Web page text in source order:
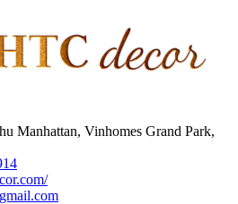
Manhattan, Vinhomes Grand Park,